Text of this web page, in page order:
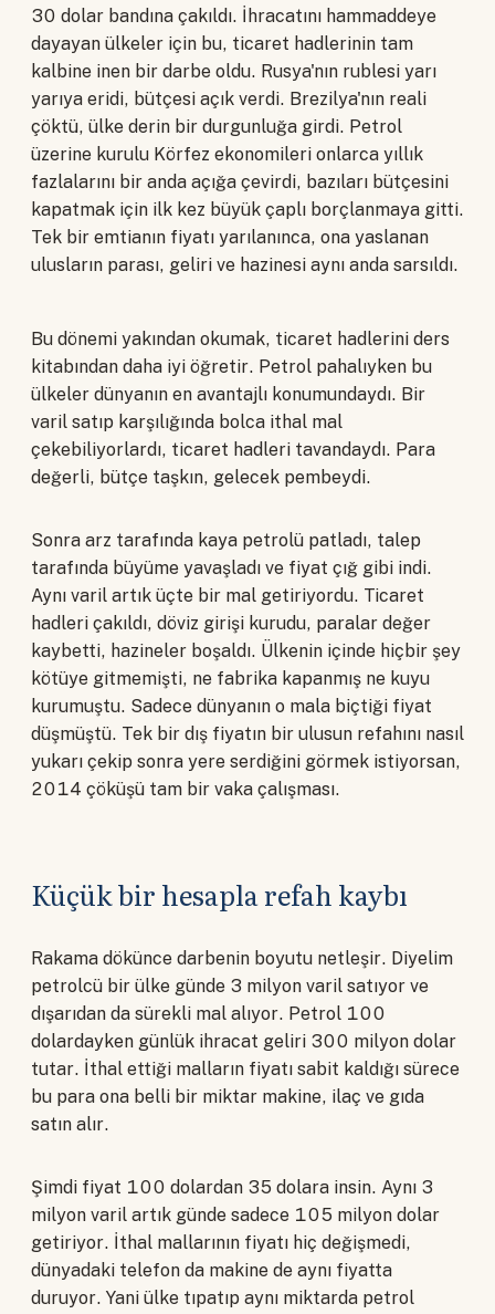
30 dolar bandına çakıldı. İhracatını hammaddeye
dayayan ülkeler için bu, ticaret hadlerinin tam
kalbine inen bir darbe oldu. Rusya'nın rublesi yarı
yarıya eridi, bütçesi açık verdi. Brezilya'nın reali
çöktü, ülke derin bir durgunluğa girdi. Petrol
üzerine kurulu Körfez ekonomileri onlarca yıllık
fazlalarını bir anda açığa çevirdi, bazıları bütçesini
kapatmak için ilk kez büyük çaplı borçlanmaya gitti.
Tek bir emtianın fiyatı yarılanınca, ona yaslanan
ulusların parası, geliri ve hazinesi aynı anda sarsıldı.
Bu dönemi yakından okumak, ticaret hadlerini ders
kitabından daha iyi öğretir. Petrol pahalıyken bu
ülkeler dünyanın en avantajlı konumundaydı. Bir
varil satıp karşılığında bolca ithal mal
çekebiliyorlardı, ticaret hadleri tavandaydı. Para
değerli, bütçe taşkın, gelecek pembeydi.
Sonra arz tarafında kaya petrolü patladı, talep
tarafında büyüme yavaşladı ve fiyat çığ gibi indi.
Aynı varil artık üçte bir mal getiriyordu. Ticaret
hadleri çakıldı, döviz girişi kurudu, paralar değer
kaybetti, hazineler boşaldı. Ülkenin içinde hiçbir şey
kötüye gitmemişti, ne fabrika kapanmış ne kuyu
kurumuştu. Sadece dünyanın o mala biçtiği fiyat
düşmüştü. Tek bir dış fiyatın bir ulusun refahını nasıl
yukarı çekip sonra yere serdiğini görmek istiyorsan,
2014 çöküşü tam bir vaka çalışması.
Küçük bir hesapla refah kaybı
Rakama dökünce darbenin boyutu netleşir. Diyelim
petrolcü bir ülke günde 3 milyon varil satıyor ve
dışarıdan da sürekli mal alıyor. Petrol 100
dolardayken günlük ihracat geliri 300 milyon dolar
tutar. İthal ettiği malların fiyatı sabit kaldığı sürece
bu para ona belli bir miktar makine, ilaç ve gıda
satın alır.
Şimdi fiyat 100 dolardan 35 dolara insin. Aynı 3
milyon varil artık günde sadece 105 milyon dolar
getiriyor. İthal mallarının fiyatı hiç değişmedi,
dünyadaki telefon da makine de aynı fiyatta
duruyor. Yani ülke tıpatıp aynı miktarda petrol